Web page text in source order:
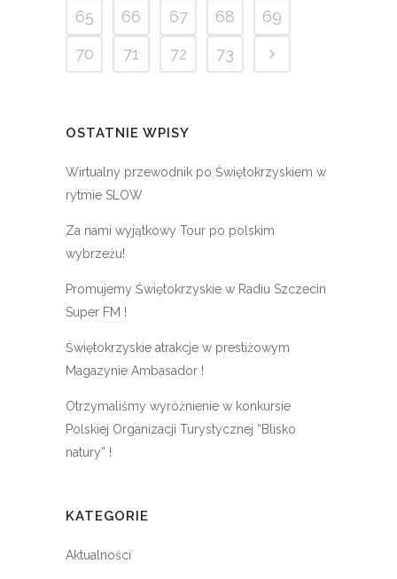
65
66 67 68
69
70
71 72 73
OSTATNIE WPISY
Wirtualny przewodnik po Świętokrzyskiem w
rytmie SLOW
Za nami wyjątkowy Tour po polskim
wybrzeżu!
Promujemy Świętokrzyskie w Radiu Szczecin
Super FM !
Świętokrzyskie atrakcje w prestiżowym
Magazynie Ambasador !
Otrzymaliśmy wyróżnienie w konkursie
Polskiej Organizacji Turystycznej “Blisko
natury” !
KATEGORIE
Aktualności